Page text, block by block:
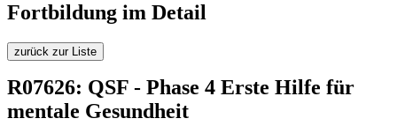
Fortbildung im Detail
zurück zur Liste
R07626: QSF - Phase 4 Erste Hilfe für
mentale Gesundheit